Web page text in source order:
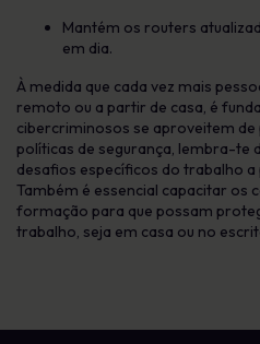
Mantém os routers
em dia.
À medida que cada vez mais
remoto ou a partir de casa, é
cibercriminosos se aproveitem
políticas de segurança, lembra-te
desafios específicos do trabalho
Também é essencial capacitar os
formação para que possam
trabalho, seja em casa ou no